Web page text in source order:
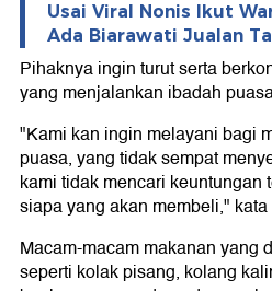
Usai Viral Nonis Ikut
Ada Biarawati Jualan
Pihaknya ingin turut serta
yang menjalankan ibadah
"Kami kan ingin melayani bagi
puasa, yang tidak sempat
kami tidak mencari keuntungan
siapa yang akan membeli,"
Macam-macam makanan yang
seperti kolak pisang, kolang